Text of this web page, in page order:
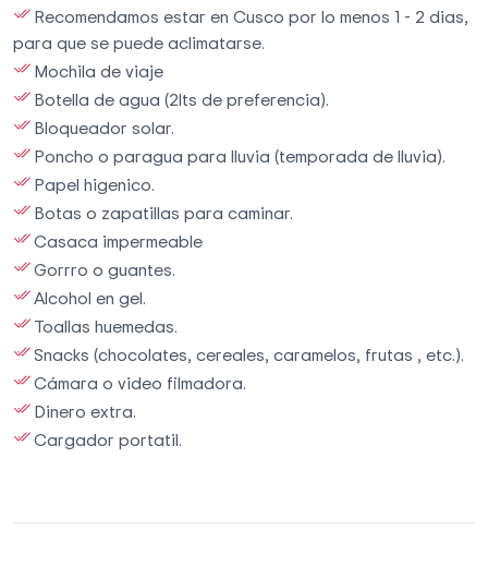
Recomendamos estar en Cusco por lo menos 1 - 2 dias,
para que se puede aclimatarse.
Mochila de viaje
Botella de agua (2lts de preferencia).
Bloqueador solar.
Poncho o paragua para lluvia (temporada de lluvia).
Papel higenico.
Botas o zapatillas para caminar.
Casaca impermeable
Gorrro o guantes.
Alcohol en gel.
Toallas huemedas.
Snacks (chocolates, cereales, caramelos, frutas , etc.).
Cámara o video filmadora.
Dinero extra.
Cargador portatil.